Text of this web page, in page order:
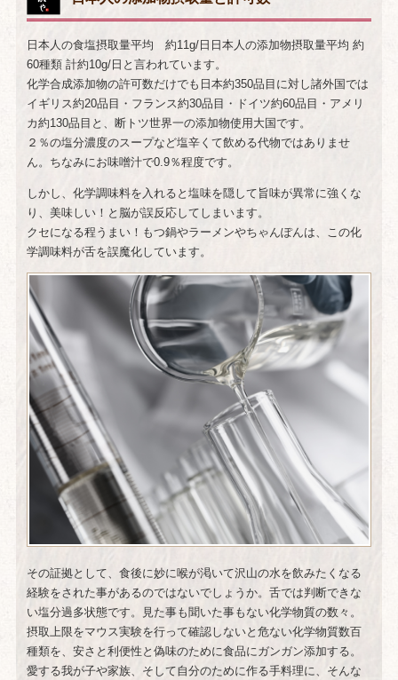
日本人の食塩摂取量平均 約11g/日日本人の添加物摂取量平均 約
60種類 計約10g/日と言われています。
化学合成添加物の許可数だけでも日本約350品目に対し諸外国では
イギリス約20品目・フランス約30品目・ドイツ約60品目・アメリ
カ約130品目と、断トツ世界一の添加物使用大国です。
２％の塩分濃度のスープなど塩辛くて飲める代物ではありませ
ん。ちなみにお味噌汁で0.9％程度です。
しかし、化学調味料を入れると塩味を隠して旨味が異常に強くな
り、美味しい！と脳が誤反応してしまいます。
クセになる程うまい！もつ鍋やラーメンやちゃんぽんは、この化
学調味料が舌を誤魔化しています。
その証拠として、食後に妙に喉が渇いて沢山の水を飲みたくなる
経験をされた事があるのではないでしょうか。舌では判断できな
い塩分過多状態です。見た事も聞いた事もない化学物質の数々。
摂取上限をマウス実験を行って確認しないと危ない化学物質数百
種類を、安さと利便性と偽味のために食品にガンガン添加する。
愛する我が子や家族、そして自分のために作る手料理に、そんな